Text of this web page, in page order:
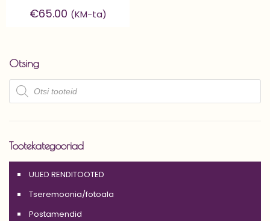
€65.00 (KM-ta)
Otsing
Products
search
Tootekategooriad
UUED RENDITOOTED
Tseremoonia/fotoala
Postamendid